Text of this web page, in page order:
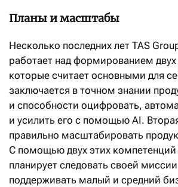
Планы и масштабы
Несколько последних лет TAS
работает над формированием
которые считает основными для
заключается в точном знании
и способности оцифровать,
и усилить его с помощью AI.
правильно масштабировать
С помощью двух этих
планирует следовать своей
поддерживать малый и средний